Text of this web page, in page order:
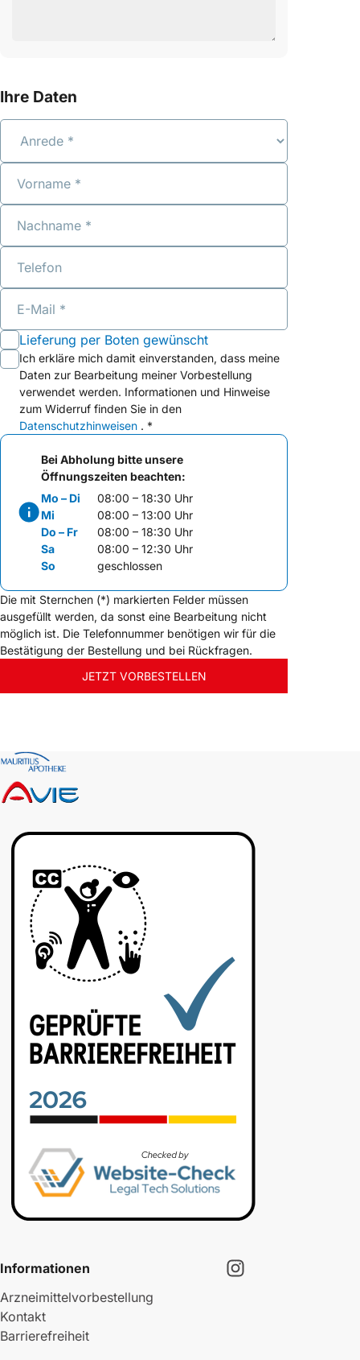
Ihre Daten
Anrede
Vorname
Nachname
Telefon
E-Mail
Lieferung per Boten gewünscht
Ich erkläre mich damit einverstanden, dass meine
Daten zur Bearbeitung meiner Vorbestellung
verwendet werden. Informationen und Hinweise
zum Widerruf finden Sie in den
Datenschutzhinweisen . *
Bei Abholung bitte unsere
Öffnungszeiten beachten:
Mo – Di
08:00 – 18:30 Uhr
Mi
08:00 – 13:00 Uhr
Do – Fr
08:00 – 18:30 Uhr
Sa
08:00 – 12:30 Uhr
So
geschlossen
Die mit Sternchen (*) markierten Felder müssen
ausgefüllt werden, da sonst eine Bearbeitung nicht
möglich ist. Die Telefonnummer benötigen wir für die
Bestätigung der Bestellung und bei Rückfragen.
JETZT VORBESTELLEN
Informationen
Arzneimittelvorbestellung
Kontakt
Barrierefreiheit